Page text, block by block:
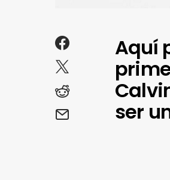
Aquí
ser